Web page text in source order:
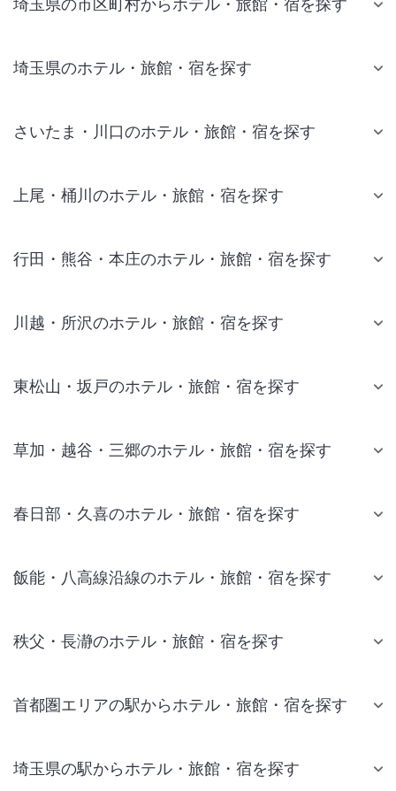
埼玉県の市区町村からホテル・旅館・宿を探す
埼玉県のホテル・旅館・宿を探す
さいたま・川口のホテル・旅館・宿を探す
上尾・桶川のホテル・旅館・宿を探す
行田・熊谷・本庄のホテル・旅館・宿を探す
川越・所沢のホテル・旅館・宿を探す
東松山・坂戸のホテル・旅館・宿を探す
草加・越谷・三郷のホテル・旅館・宿を探す
春日部・久喜のホテル・旅館・宿を探す
飯能・八高線沿線のホテル・旅館・宿を探す
秩父・長瀞のホテル・旅館・宿を探す
首都圏エリアの駅からホテル・旅館・宿を探す
埼玉県の駅からホテル・旅館・宿を探す